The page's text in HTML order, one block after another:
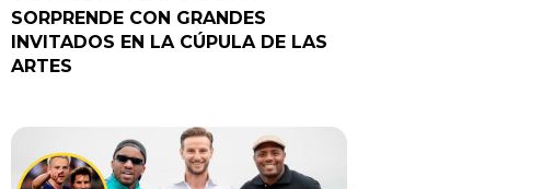
SORPRENDE CON GRANDES
INVITADOS EN LA CÚPULA DE LAS
ARTES